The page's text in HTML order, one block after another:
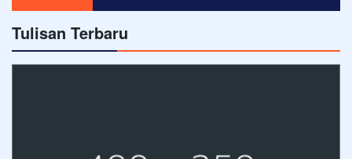
Tulisan Terbaru